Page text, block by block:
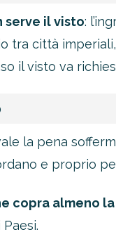
serve il visto:
tra città
il visto va
la pena
e proprio
copra almeno
ATTIVA